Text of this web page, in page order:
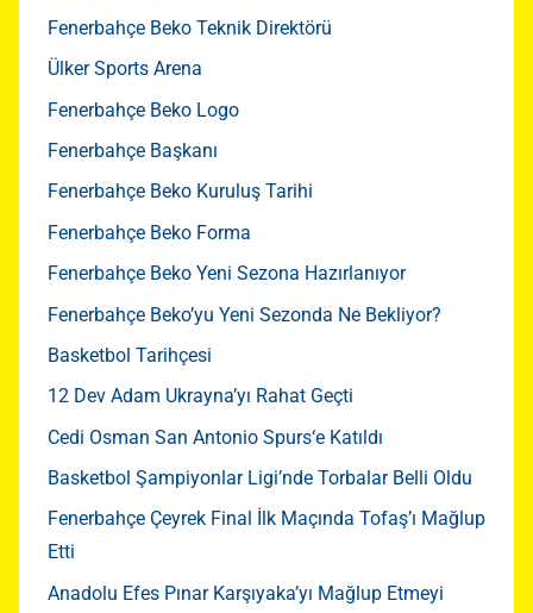
Fenerbahçe Beko Teknik Direktörü
Ülker Sports Arena
Fenerbahçe Beko Logo
Fenerbahçe Başkanı
Fenerbahçe Beko Kuruluş Tarihi
Fenerbahçe Beko Forma
Fenerbahçe Beko Yeni Sezona Hazırlanıyor
Fenerbahçe Beko’yu Yeni Sezonda Ne Bekliyor?
Basketbol Tarihçesi
12 Dev Adam Ukrayna’yı Rahat Geçti
Cedi Osman San Antonio Spurs‘e Katıldı
Basketbol Şampiyonlar Ligi’nde Torbalar Belli Oldu
Fenerbahçe Çeyrek Final İlk Maçında Tofaş’ı Mağlup
Etti
Anadolu Efes Pınar Karşıyaka’yı Mağlup Etmeyi